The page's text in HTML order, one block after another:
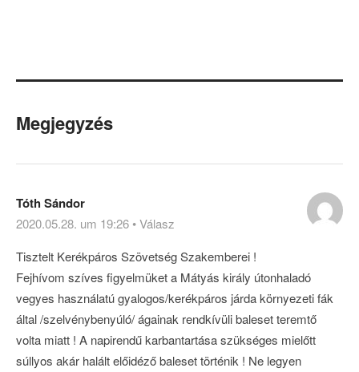
Megjegyzés
Tóth Sándor
2020.05.28. um 19:26 •Válasz
Tisztelt Kerékpáros Szövetség Szakemberei !
Fejhívom szíves figyelmüket a Mátyás király útonhaladó
vegyes használatú gyalogos/kerékpáros járda környezeti fák
által /szelvénybenyúló/ ágainak rendkívüli baleset teremtő
volta miatt ! A napirendű karbantartása szükséges mielőtt
súllyos akár halált előidéző baleset történik ! Ne legyen